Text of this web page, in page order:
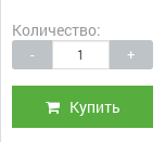
Количество:
- +
Купить